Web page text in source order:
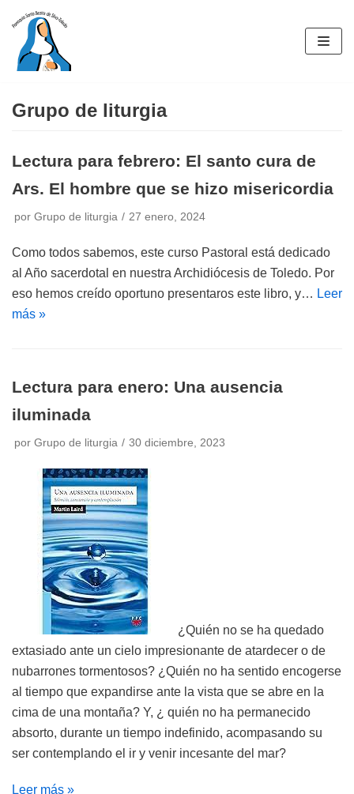
Saltar
contenido
Grupo de liturgia
Lectura para febrero: El santo cura de
Ars. El hombre que se hizo misericordia
por Grupo de liturgia 27 enero, 2024
Como todos sabemos, este curso Pastoral está dedicado
al Año sacerdotal en nuestra Archidiócesis de Toledo. Por
eso hemos creído oportuno presentaros este libro, y… Leer
más »
Lectura para enero: Una ausencia
iluminada
por Grupo de liturgia 30 diciembre, 2023
¿Quién no se ha quedado
extasiado ante un cielo impresionante de atardecer o de
nubarrones tormentosos? ¿Quién no ha sentido encogerse
al tiempo que expandirse ante la vista que se abre en la
cima de una montaña? Y, ¿ quién no ha permanecido
absorto, durante un tiempo indefinido, acompasando su
ser contemplando el ir y venir incesante del mar?
Leer más »